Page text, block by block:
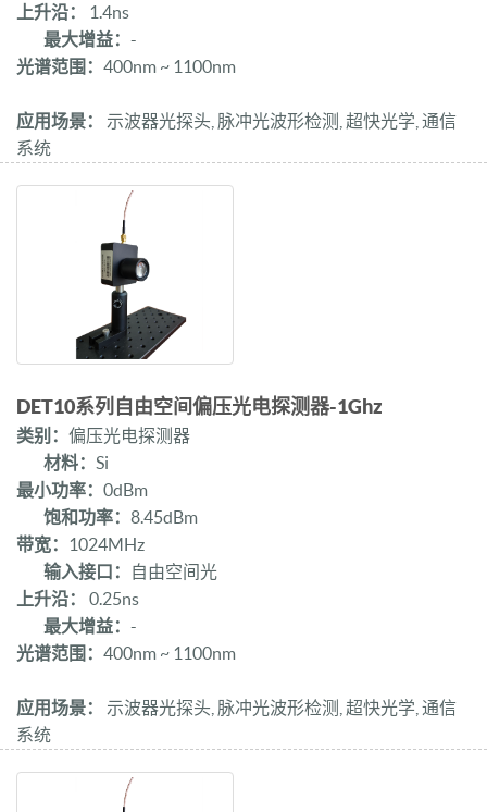
上升沿：
1.4ns
最大增益： -
光谱范围： 400nm ~ 1100nm
应用场景：
示波器光探头, 脉冲光波形检测, 超快光学, 通信
系统
DET10系列自由空间偏压光电探测器-1Ghz
类别： 偏压光电探测器
材料： Si
最小功率： 0dBm
饱和功率： 8.45dBm
带宽： 1024MHz
输入接口：
自由空间光
上升沿：
0.25ns
最大增益： -
光谱范围： 400nm ~ 1100nm
应用场景：
示波器光探头, 脉冲光波形检测, 超快光学, 通信
系统